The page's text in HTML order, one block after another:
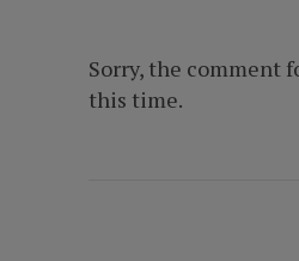
Sorry, the comment
this time.